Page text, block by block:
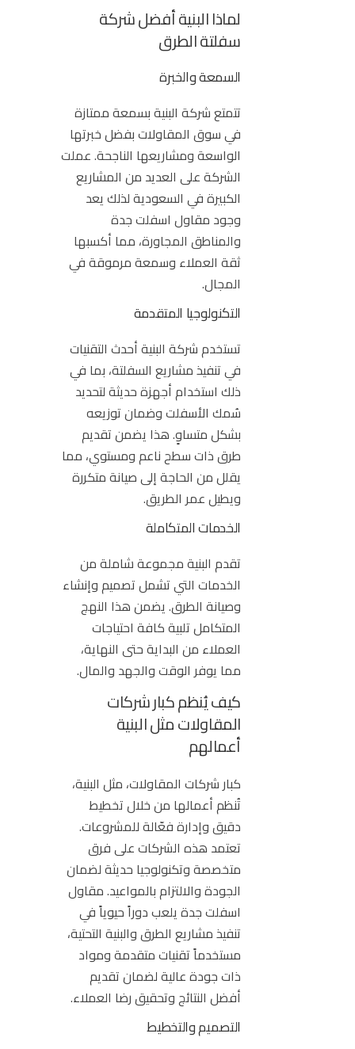
لماذا البنية أفضل شركة
سفلتة الطرق
السمعة والخبرة
تتمتع شركة البنية بسمعة ممتازة
في سوق المقاولات بفضل خبرتها
الواسعة ومشاريعها الناجحة. عملت
الشركة على العديد من المشاريع
الكبيرة في السعودية لذلك يعد
وجود مقاول اسفلت جدة
والمناطق المجاورة، مما أكسبها
ثقة العملاء وسمعة مرموقة في
المجال.
التكنولوجيا المتقدمة
تستخدم شركة البنية أحدث التقنيات
في تنفيذ مشاريع السفلتة، بما في
ذلك استخدام أجهزة حديثة لتحديد
سُمك الأسفلت وضمان توزيعه
بشكل متساوٍ. هذا يضمن تقديم
طرق ذات سطح ناعم ومستوي، مما
يقلل من الحاجة إلى صيانة متكررة
ويطيل عمر الطريق.
الخدمات المتكاملة
تقدم البنية مجموعة شاملة من
الخدمات التي تشمل تصميم وإنشاء
وصيانة الطرق. يضمن هذا النهج
المتكامل تلبية كافة احتياجات
العملاء من البداية حتى النهاية،
مما يوفر الوقت والجهد والمال.
كيف يُنظم كبار شركات
المقاولات مثل البنية
أعمالهم
كبار شركات المقاولات، مثل البنية،
تُنظم أعمالها من خلال تخطيط
دقيق وإدارة فعّالة للمشروعات.
تعتمد هذه الشركات على فرق
متخصصة وتكنولوجيا حديثة لضمان
الجودة والالتزام بالمواعيد. مقاول
اسفلت جدة يلعب دوراً حيوياً في
تنفيذ مشاريع الطرق والبنية التحتية،
مستخدماً تقنيات متقدمة ومواد
ذات جودة عالية لضمان تقديم
أفضل النتائج وتحقيق رضا العملاء.
التصميم والتخطيط